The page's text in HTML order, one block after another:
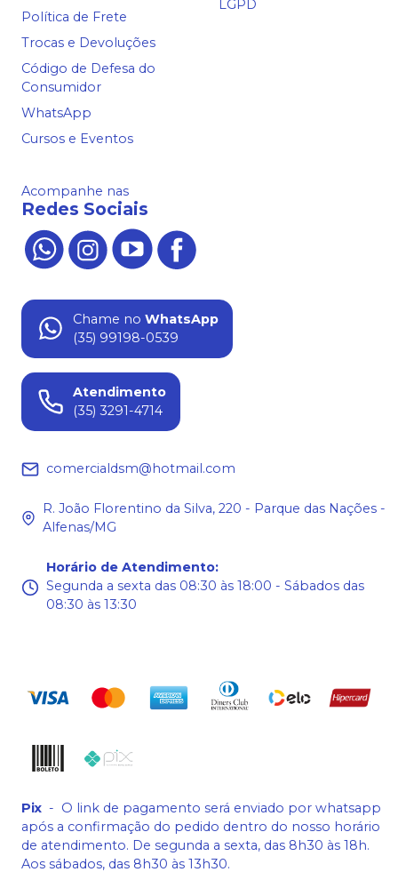
Política de Frete
Trocas e Devoluções
Código de Defesa do
Consumidor
WhatsApp
Cursos e Eventos
LGPD
Acompanhe nas
Redes Sociais
Chame no WhatsApp
(35) 99198-0539
Atendimento
(35) 3291-4714
comercialdsm@hotmail.com
R. João Florentino da Silva, 220 - Parque das Nações -
Alfenas/MG
Horário de Atendimento:
Segunda a sexta das 08:30 às 18:00 - Sábados das
08:30 às 13:30
Pix - O link de pagamento será enviado por whatsapp
após a confirmação do pedido dentro do nosso horário
de atendimento. De segunda a sexta, das 8h30 às 18h.
Aos sábados, das 8h30 às 13h30.